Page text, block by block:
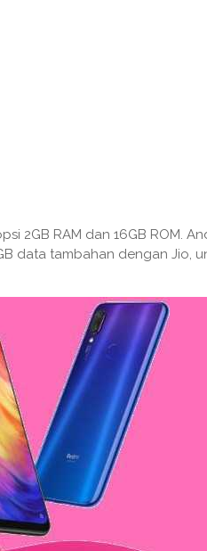
2GB RAM dan 16GB ROM.
data tambahan dengan Jio,